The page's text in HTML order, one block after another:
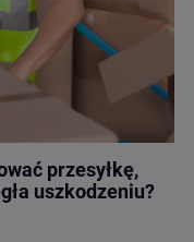
przesyłkę,
uszkodzeniu?